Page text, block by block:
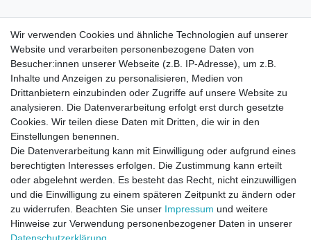
Direktkontakt per Telefon unter 04331 / 4928-910
Wir verwenden Cookies und ähnliche Technologien auf unserer
Website und verarbeiten personenbezogene Daten von
Besucher:innen unserer Webseite (z.B. IP-Adresse), um z.B.
Inhalte und Anzeigen zu personalisieren, Medien von
Drittanbietern einzubinden oder Zugriffe auf unsere Website zu
analysieren. Die Datenverarbeitung erfolgt erst durch gesetzte
Cookies. Wir teilen diese Daten mit Dritten, die wir in den
Einstellungen benennen.
Die Datenverarbeitung kann mit Einwilligung oder aufgrund eines
berechtigten Interesses erfolgen. Die Zustimmung kann erteilt
oder abgelehnt werden. Es besteht das Recht, nicht einzuwilligen
und die Einwilligung zu einem späteren Zeitpunkt zu ändern oder
zu widerrufen. Beachten Sie unser Impressum und weitere
Hinweise zur Verwendung personenbezogener Daten in unserer